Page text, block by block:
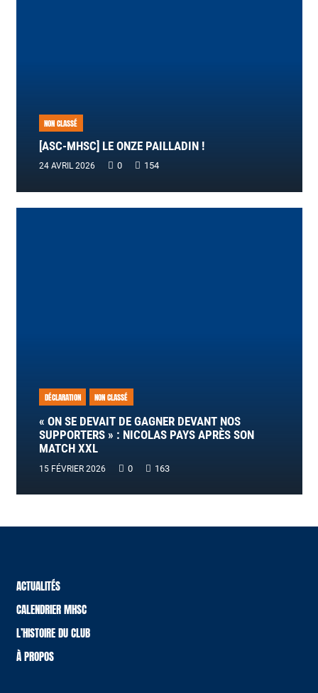
NON CLASSÉ
[ASC-MHSC] LE ONZE PAILLADIN !
24 AVRIL 2026 0 154
DÉCLARATION NON CLASSÉ
« ON SE DEVAIT DE GAGNER DEVANT NOS
SUPPORTERS » : NICOLAS PAYS APRÈS SON
MATCH XXL
15 FÉVRIER 2026 0 163
ACTUALITÉS
CALENDRIER MHSC
L’HISTOIRE DU CLUB
À PROPOS